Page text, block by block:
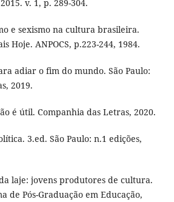
v. 1, p. 289-304.
e sexismo na cultura brasileira.
Hoje. ANPOCS, p.223-244, 1984.
adiar o fim do mundo. São Paulo:
2019.
é útil. Companhia das Letras, 2020.
3.ed. São Paulo: n.1 edições,
laje: jovens produtores de cultura.
de Pós-Graduação em Educação,